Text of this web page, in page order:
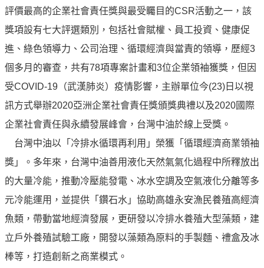
油
色
守
護
友
愛
油
深
耕
懷
續
供
應
評價最高的企業社會責任獎與最受矚目的CSR活動之一，該
獎項設有七大評選類別，包括社會賦權、員工投資、健康促
進、綠色領導力、公司治理、循環經濟與當責的領導，歷經3
個多月的審查，共有78項專案計畫和3位企業領袖獲獎，但因
受COVID-19（武漢肺炎）疫情影響，主辦單位今(23)日以視
訊方式舉辦2020亞洲企業社會責任獎頒獎典禮以及2020國際
企業社會責任與永續發展峰會，台灣中油於線上受獎。
台灣中油以「冷排水循環再利用」榮獲「循環經濟商業領袖
獎」。多年來，台灣中油善用液化天然氣氣化過程中所釋放出
的大量冷能，推動冷壓能發電、冰水空調及空氣液化分離等多
元冷能運用，並提供「鑽石水」協助高雄永安漁民養殖高經濟
魚類，帶動當地經濟發展，更研發以冷排水養殖大型藻類，建
立戶外養殖試驗工廠，開發以藻類為原料的手製麵、禮盒及冰
棒等，打造創新之商業模式。